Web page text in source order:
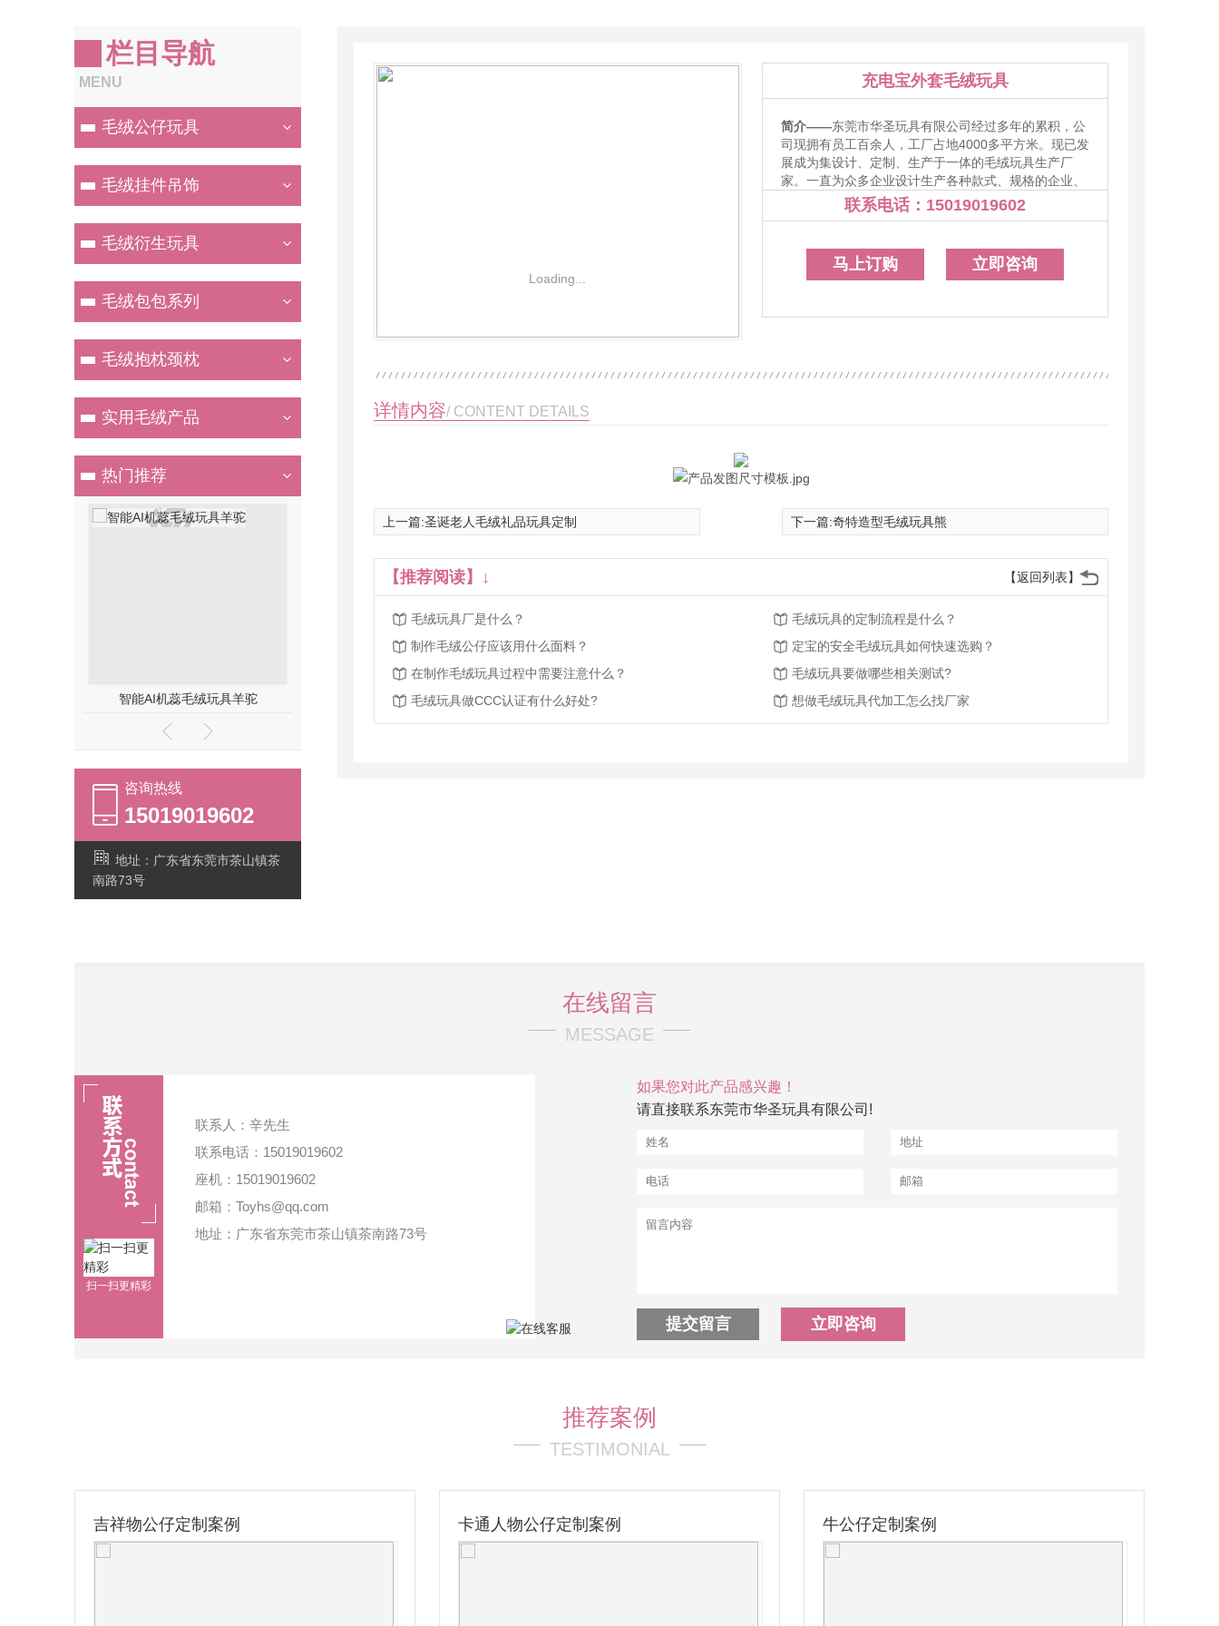
栏目导航
MENU
毛绒公仔玩具
毛绒挂件吊饰
毛绒衍生玩具
毛绒包包系列
毛绒抱枕颈枕
实用毛绒产品
热门推荐
智能AI机蕊毛绒玩具羊驼
咨询热线
15019019602
地址：广东省东莞市茶山镇茶
南路73号
Loading...
充电宝外套毛绒玩具
简介——东莞市华圣玩具有限公司经过多年的累积，公
司现拥有员工百余人，工厂占地4000多平方米。现已发
展成为集设计、定制、生产于一体的毛绒玩具生产厂
家。一直为众多企业设计生产各种款式、规格的企业、
赛事吉祥物、公仔、生肖动物玩具、布艺玩具、儿童背
包、影视游戏周边玩偶、抱枕靠垫等十多个系列的产
制、品牌开发、外贸代工生产等业务方式的合作，目前
已为多家国内外知名企业提供礼品定制服务、代工生产
联系电话： 15019019602
15019019602
马上订购 立即咨询
详情内容/ CONTENT DETAILS
上一篇:圣诞老人毛绒礼品玩具定制 下一篇:奇特造型毛绒玩具熊
【返回列表】
【推荐阅读】↓
毛绒玩具厂是什么？
毛绒玩具的定制流程是什么？
制作毛绒公仔应该用什么面料？
定宝的安全毛绒玩具如何快速选购？
在制作毛绒玩具过程中需要注意什么？
毛绒玩具要做哪些相关测试?
毛绒玩具做CCC认证有什么好处?
想做毛绒玩具代加工怎么找厂家
在线留言
MESSAGE
扫一扫更精彩
联系人：辛先生
联系电话：15019019602
座机：15019019602
邮箱：Toyhs@qq.com
地址：广东省东莞市茶山镇茶南路73号
如果您对此产品感兴趣！
请直接联系东莞市华圣玩具有限公司!
提交留言 立即咨询
推荐案例
TESTIMONIAL
吉祥物公仔定制案例 卡通人物公仔定制案例 牛公仔定制案例